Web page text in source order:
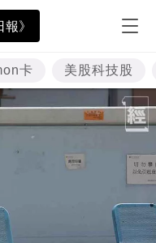
》
卡 美股科技股